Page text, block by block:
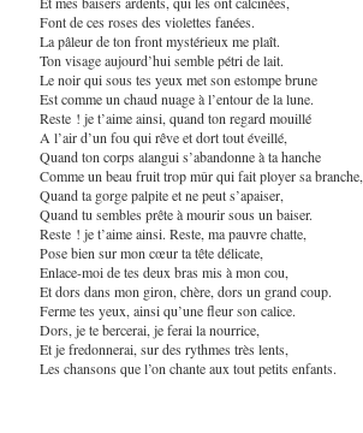
Font de ces roses des violettes fanées.
La pâleur de ton front mystérieux me plaît.
Ton visage aujourd’hui semble pétri de lait.
Le noir qui sous tes yeux met son estompe brune
Est comme un chaud nuage à l’entour de la lune.
Reste ! je t’aime ainsi, quand ton regard mouillé
A l’air d’un fou qui rêve et dort tout éveillé,
Quand ton corps alangui s’abandonne à ta hanche
Comme un beau fruit trop mûr qui fait ployer sa branche,
Quand ta gorge palpite et ne peut s’apaiser,
Quand tu sembles prête à mourir sous un baiser.
Reste ! je t’aime ainsi. Reste, ma pauvre chatte,
Pose bien sur mon cœur ta tête délicate,
Enlace-moi de tes deux bras mis à mon cou,
Et dors dans mon giron, chère, dors un grand coup.
Ferme tes yeux, ainsi qu’une fleur son calice.
Dors, je te bercerai, je ferai la nourrice,
Et je fredonnerai, sur des rythmes très lents,
Les chansons que l’on chante aux tout petits enfants.